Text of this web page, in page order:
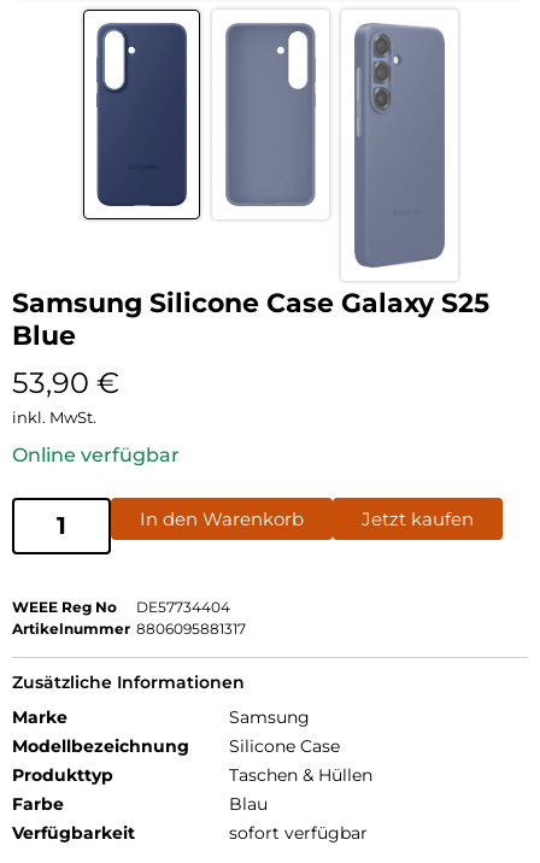
Samsung Silicone Case Galaxy S25
Blue
53,90 €
inkl. MwSt.
Online verfügbar
In den Warenkorb Jetzt kaufen
WEEE Reg No
DE57734404
Artikelnummer 8806095881317
Zusätzliche Informationen
Marke
Samsung
Modellbezeichnung
Silicone Case
Produkttyp
Taschen & Hüllen
Farbe
Blau
Verfügbarkeit
sofort verfügbar